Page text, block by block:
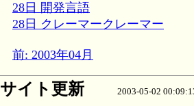
28日 開発言語
28日 クレーマークレーマー
前: 2003年04月
サイト更新 2003-05-02